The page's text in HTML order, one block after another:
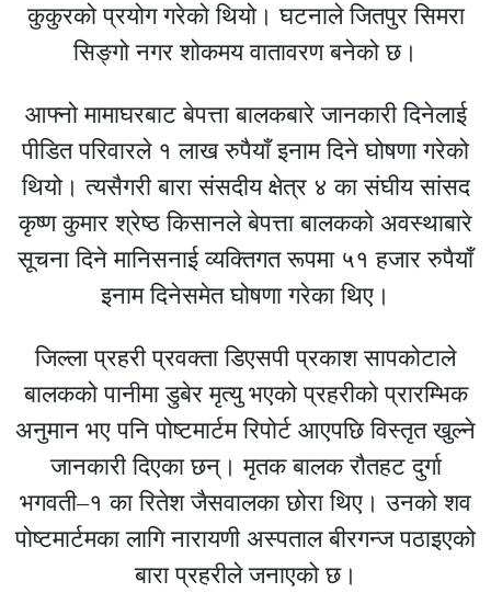
कुकुरको प्रयोग गरेको थियो। घटनाले जितपुर सिमरा
सिङ्गो नगर शोकमय वातावरण बनेको छ।
आफ्नो मामाघरबाट बेपत्ता बालकबारे जानकारी दिनेलाई
पीडित परिवारले १ लाख रुपैयाँ इनाम दिने घोषणा गरेको
थियो। त्यसैगरी बारा संसदीय क्षेत्र ४ का संघीय सांसद
कृष्ण कुमार श्रेष्ठ किसानले बेपत्ता बालकको अवस्थाबारे
सूचना दिने मानिसनाई व्यक्तिगत रूपमा ५१ हजार रुपैयाँ
इनाम दिनेसमेत घोषणा गरेका थिए।
जिल्ला प्रहरी प्रवक्ता डिएसपी प्रकाश सापकोटाले
बालकको पानीमा डुबेर मृत्यु भएको प्रहरीको प्रारम्भिक
अनुमान भए पनि पोष्टमार्टम रिपोर्ट आएपछि विस्तृत खुल्ने
जानकारी दिएका छन्। मृतक बालक रौतहट दुर्गा
भगवती–१ का रितेश जैसवालका छोरा थिए। उनको शव
पोष्टमार्टमका लागि नारायणी अस्पताल बीरगन्ज पठाइएको
बारा प्रहरीले जनाएको छ।